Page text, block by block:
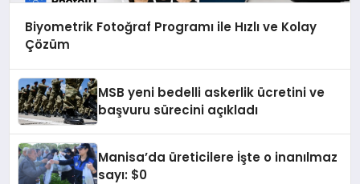
Biyometrik Fotoğraf Programı ile Hızlı ve Kolay
Çözüm
MSB yeni bedelli askerlik ücretini ve
başvuru sürecini açıkladı
Manisa’da üreticilere İşte o inanılmaz
sayı: $0